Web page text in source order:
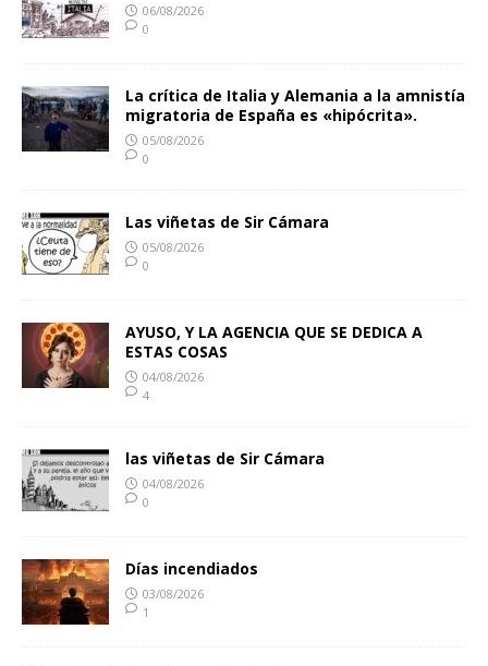
06/08/2026
0
La crítica de Italia y Alemania a la amnistía
migratoria de España es «hipócrita».
05/08/2026
0
Las viñetas de Sir Cámara
05/08/2026
0
AYUSO, Y LA AGENCIA QUE SE DEDICA A
ESTAS COSAS
04/08/2026
4
las viñetas de Sir Cámara
04/08/2026
0
Días incendiados
03/08/2026
1